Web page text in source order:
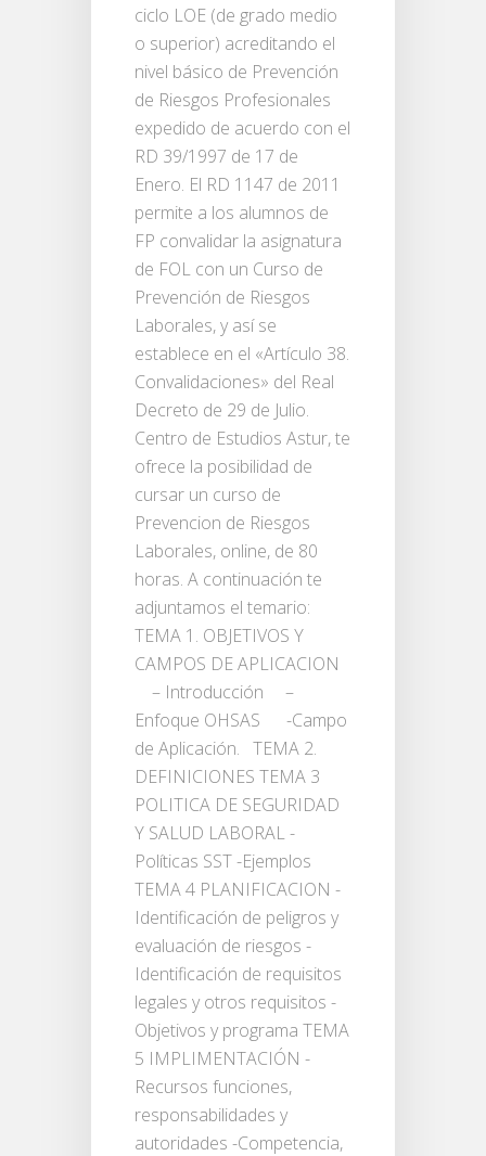
ciclo LOE (de grado medio
o superior) acreditando el
nivel básico de Prevención
de Riesgos Profesionales
expedido de acuerdo con el
RD 39/1997 de 17 de
Enero. El RD 1147 de 2011
permite a los alumnos de
FP convalidar la asignatura
de FOL con un Curso de
Prevención de Riesgos
Laborales, y así se
establece en el «Artículo 38.
Convalidaciones» del Real
Decreto de 29 de Julio.
Centro de Estudios Astur, te
ofrece la posibilidad de
cursar un curso de
Prevencion de Riesgos
Laborales, online, de 80
horas. A continuación te
adjuntamos el temario:
TEMA 1. OBJETIVOS Y
CAMPOS DE APLICACION
– Introducción –
Enfoque OHSAS -Campo
de Aplicación. TEMA 2.
DEFINICIONES TEMA 3
POLITICA DE SEGURIDAD
Y SALUD LABORAL -
Políticas SST -Ejemplos
TEMA 4 PLANIFICACION -
Identificación de peligros y
evaluación de riesgos -
Identificación de requisitos
legales y otros requisitos -
Objetivos y programa TEMA
5 IMPLIMENTACIÓN -
Recursos funciones,
responsabilidades y
autoridades -Competencia,